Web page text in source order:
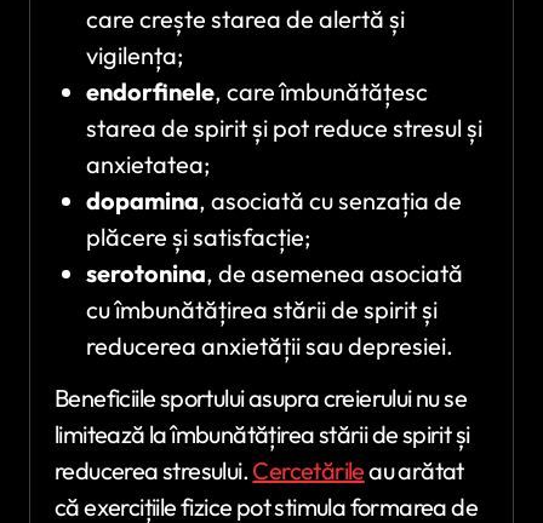
care crește starea de alertă și
vigilența;
endorfinele, care îmbunătățesc
starea de spirit și pot reduce stresul și
anxietatea;
dopamina, asociată cu senzația de
plăcere și satisfacție;
serotonina, de asemenea asociată
cu îmbunătățirea stării de spirit și
reducerea anxietății sau depresiei.
Beneficiile sportului asupra creierului nu se
limitează la îmbunătățirea stării de spirit și
reducerea stresului.Cercetărileau arătat
că exercițiile fizice pot stimula formarea de